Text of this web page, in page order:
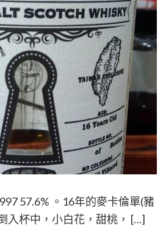
57.6% 。16年的麥卡倫單(豬
入杯中，小白花，甜桃， […]